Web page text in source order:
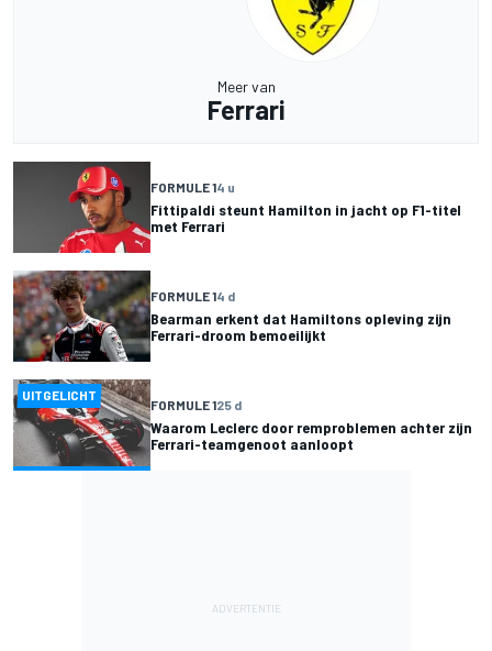
Meer van
Ferrari
FORMULE 14 u
Fittipaldi steunt Hamilton in jacht op F1-titel
met Ferrari
FORMULE 14 d
Bearman erkent dat Hamiltons opleving zijn
Ferrari-droom bemoeilijkt
UITGELICHT
FORMULE 125 d
Waarom Leclerc door remproblemen achter zijn
Ferrari-teamgenoot aanloopt